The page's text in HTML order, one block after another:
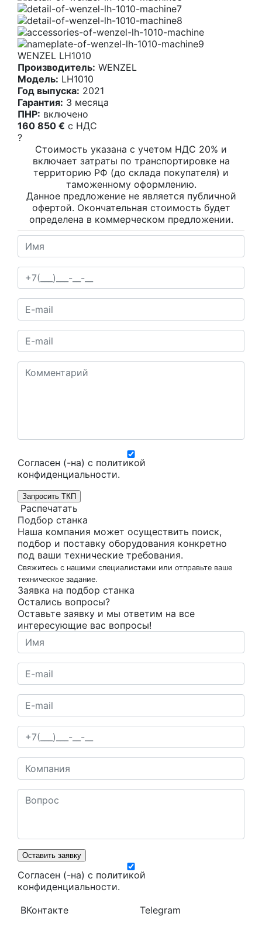
WENZEL LH1010
Производитель: WENZEL
Модель: LH1010
Год выпуска: 2021
Гарантия: 3 месяца
ПНР: включено
160 850 € c НДС
?
Стоимость указана с учетом НДС 20% и
включает затраты по транспортировке на
территорию РФ (до склада покупателя) и
таможенному оформлению.
Данное предложение не является публичной
офертой. Окончательная стоимость будет
определена в коммерческом предложении.
Согласен (-на) с политикой
конфиденциальности.
Запросить ТКП
Распечатать
Подбор станка
Наша компания может осуществить поиск,
подбор и поставку оборудования конкретно
под ваши технические требования.
Свяжитесь с нашими специалистами или отправьте ваше
техническое задание.
Заявка на подбор станка
Остались вопросы?
Оставьте заявку и мы ответим на все
интересующие вас вопросы!
Оставить заявку
Согласен (-на) с политикой
конфиденциальности.
ВКонтакте
Telegram